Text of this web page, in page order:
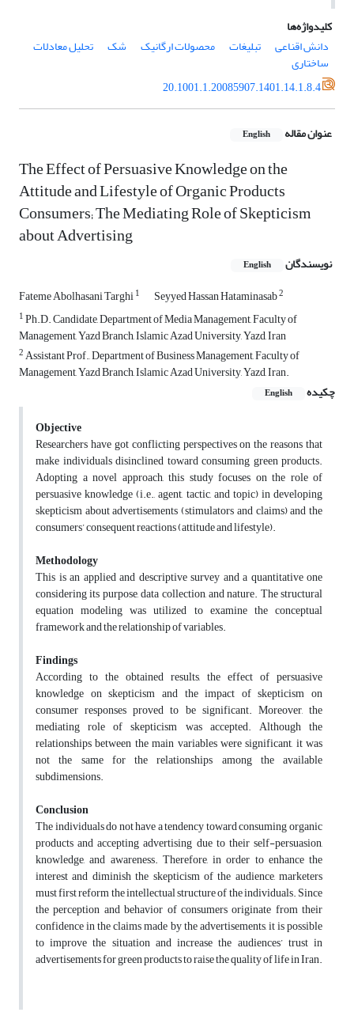
کلیدواژه‌ها
دانش اقناعی
تبلیغات محصولات ارگانیک شک تحلیل معادلات
ساختاری
20.1001.1.20085907.1401.14.1.8.4
عنوان مقاله English
The Effect of Persuasive Knowledge on the
Attitude and Lifestyle of Organic Products
Consumers; The Mediating Role of Skepticism
about Advertising
نویسندگان English
Fateme Abolhasani Targhi1 Seyyed Hassan Hataminasab2
1Ph.D. Candidate, Department of Media Management, Faculty of
Management, Yazd Branch, Islamic Azad University, Yazd, Iran
2Assistant Prof., Department of Business Management, Faculty of
Management, Yazd Branch, Islamic Azad University, Yazd, Iran.
چکیده
English
Objective
Researchers have got conflicting perspectives on the reasons that
make individuals disinclined toward consuming green products.
Adopting a novel approach, this study focuses on the role of
persuasive knowledge (i.e., agent, tactic, and topic) in developing
skepticism about advertisements (stimulators and claims) and the
consumers’ consequent reactions (attitude and lifestyle).
Methodology
This is an applied and descriptive survey and a quantitative one
considering its purpose, data collection, and nature. The structural
equation modeling was utilized to examine the conceptual
framework and the relationship of variables.
Findings
According to the obtained results, the effect of persuasive
knowledge on skepticism and the impact of skepticism on
consumer responses proved to be significant. Moreover, the
mediating role of skepticism was accepted. Although the
relationships between the main variables were significant, it was
not the same for the relationships among the available
subdimensions.
Conclusion
The individuals do not have a tendency toward consuming organic
products and accepting advertising due to their self-persuasion,
knowledge, and awareness. Therefore, in order to enhance the
interest and diminish the skepticism of the audience, marketers
must first reform the intellectual structure of the individuals. Since
the perception and behavior of consumers originate from their
confidence in the claims made by the advertisements, it is possible
to improve the situation and increase the audiences’ trust in
advertisements for green products to raise the quality of life in Iran.